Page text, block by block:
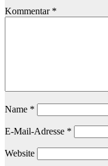
Kommentar *
Name *
E-Mail-Adresse *
Website